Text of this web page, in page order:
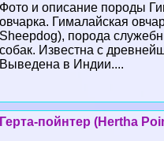
Фото и описание породы
овчарка. Гималайская
Sheepdog), порода
собак. Известна с
Выведена в Индии....
Герта-пойнтер (Hertha